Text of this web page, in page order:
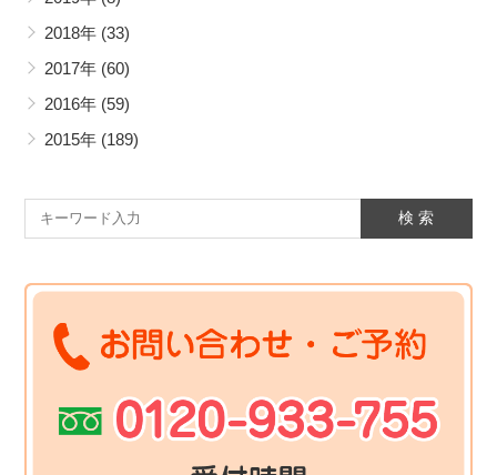
2018年 (33)
2017年 (60)
2016年 (59)
2015年 (189)